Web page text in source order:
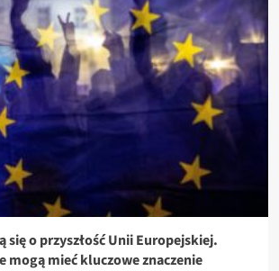
się o przyszłość Unii Europejskiej.
mogą mieć kluczowe znaczenie